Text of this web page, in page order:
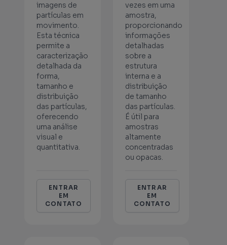
imagens de
partículas em
movimento.
Esta técnica
permite a
caracterização
detalhada da
forma,
tamanho e
distribuição
das partículas,
oferecendo
uma análise
visual e
quantitativa.
ENTRAR
EM
CONTATO
vezes em uma
amostra,
proporcionando
informações
detalhadas
sobre a
estrutura
interna e a
distribuição
de tamanho
das partículas.
É útil para
amostras
altamente
concentradas
ou opacas.
ENTRAR
EM
CONTATO